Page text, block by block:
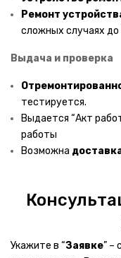
Пылесосы
Увлажнители
Компьютерная
ПЕРИФЕРИЯ
Компьютеры
Игровые
Комп мыши
Ремонт
сложных случаях до
Выдача и проверка
тестируется.
Выдается “Акт
работы
Возможна
Укажите в “Заявке” –